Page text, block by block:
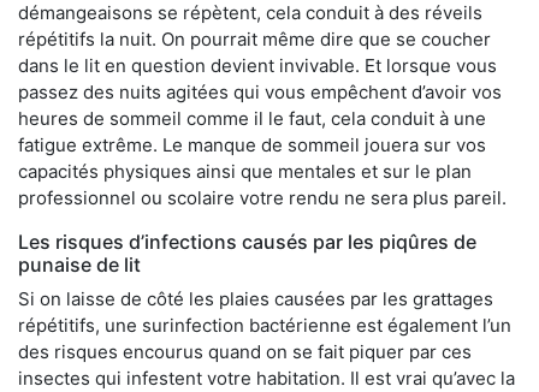
démangeaisons se répètent, cela conduit à des réveils
répétitifs la nuit. On pourrait même dire que se coucher
dans le lit en question devient invivable. Et lorsque vous
passez des nuits agitées qui vous empêchent d’avoir vos
heures de sommeil comme il le faut, cela conduit à une
fatigue extrême. Le manque de sommeil jouera sur vos
capacités physiques ainsi que mentales et sur le plan
professionnel ou scolaire votre rendu ne sera plus pareil.
Les risques d’infections causés par les piqûres de
punaise de lit
Si on laisse de côté les plaies causées par les grattages
répétitifs, une surinfection bactérienne est également l’un
des risques encourus quand on se fait piquer par ces
insectes qui infestent votre habitation. Il est vrai qu’avec la